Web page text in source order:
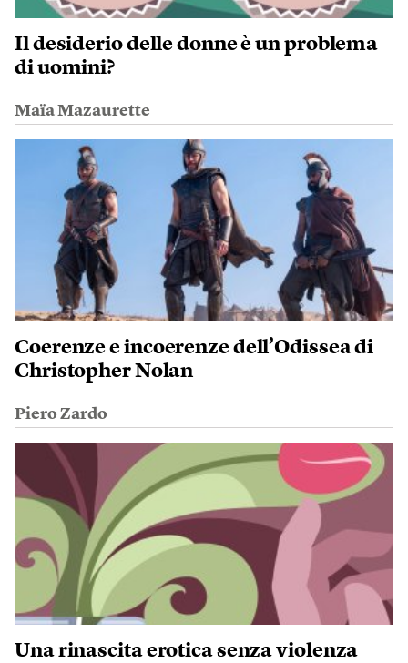
Il desiderio delle donne è un problema
di uomini?
Maïa Mazaurette
Coerenze e incoerenze dell’Odissea di
Christopher Nolan
Piero Zardo
Una rinascita erotica senza violenza